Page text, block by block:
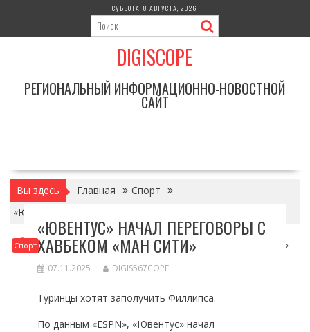
содержимому
СУББОТА, 8 АВГУСТА, 2026
DIGISCOPE
РЕГИОНАЛЬНЫЙ ИНФОРМАЦИОННО-НОВОСТНОЙ
САЙТ
Вы здесь Главная
Спорт
«Ювентус» начал переговоры с хавбеком «Ман Сити»
Спорт
«ЮВЕНТУС» НАЧАЛ ПЕРЕГОВОРЫ С
ХАВБЕКОМ «МАН СИТИ»
07.11.2025 DIGIS567COPE
Туринцы хотят заполучить Филлипса.
По данным «ESPN», «Ювентус» начал